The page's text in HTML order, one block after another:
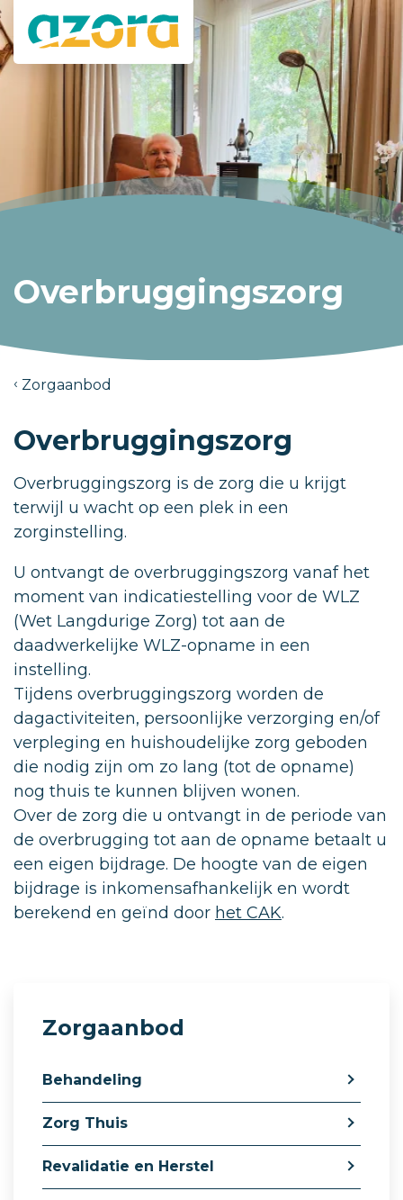
Overbruggingszorg
Zorgaanbod
Overbruggingszorg
Overbruggingszorg is de zorg die u krijgt
terwijl u wacht op een plek in een
zorginstelling.
U ontvangt de overbruggingszorg vanaf het
moment van indicatiestelling voor de WLZ
(Wet Langdurige Zorg) tot aan de
daadwerkelijke WLZ-opname in een
instelling.
Tijdens overbruggingszorg worden de
dagactiviteiten, persoonlijke verzorging en/of
verpleging en huishoudelijke zorg geboden
die nodig zijn om zo lang (tot de opname)
nog thuis te kunnen blijven wonen.
Over de zorg die u ontvangt in de periode van
de overbrugging tot aan de opname betaalt u
een eigen bijdrage. De hoogte van de eigen
bijdrage is inkomensafhankelijk en wordt
berekend en geïnd door het CAK.
Zorgaanbod
Behandeling
Zorg Thuis
Revalidatie en Herstel